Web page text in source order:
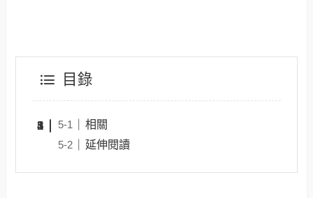
目錄
相關
延伸閱讀